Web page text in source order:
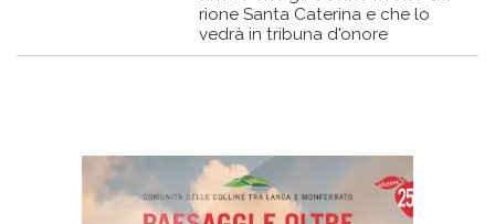
rione Santa Caterina e che lo
vedrà in tribuna d'onore